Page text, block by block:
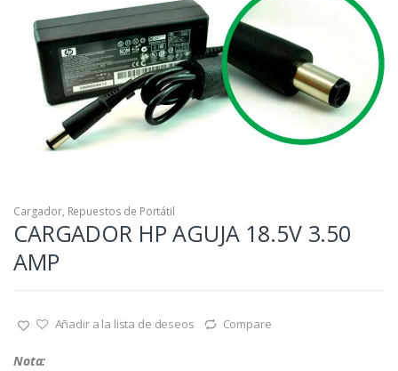
Cargador, Repuestos de Portátil
CARGADOR HP AGUJA 18.5V 3.50
AMP
Añadir a la lista de deseos Compare
Nota: